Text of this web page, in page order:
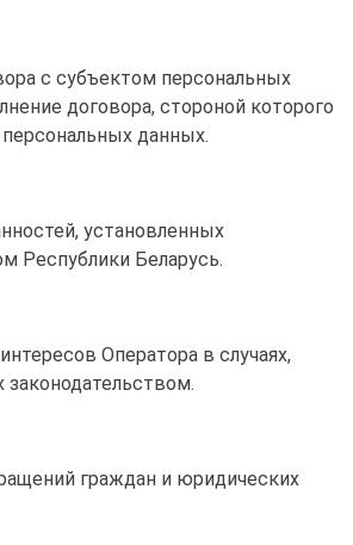
с субъектом персональных
договора, стороной которого
данных.
установленных
Республики Беларусь.
Оператора в случаях,
граждан и юридических